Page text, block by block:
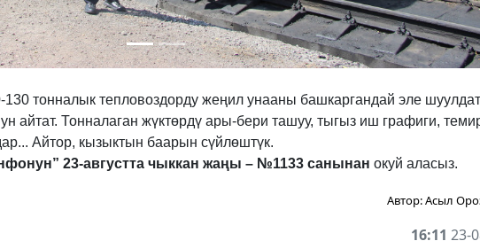
тонналык тепловоздорду жеңил унааны башкаргандай эле
айтат. Тонналаган жүктөрдү ары-бери ташуу, тыгыз иш графиги,
Айтор, кызыктын баарын сүйлөштүк.
23-августта чыккан жаңы – №1133 санынан окуй аласыз.
Автор:Асыл
16:11 23-